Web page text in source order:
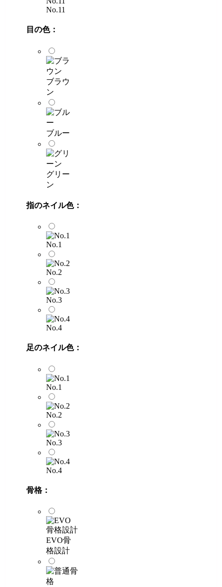
No.11
目の色：
ブラウ
ン
ブルー
グリー
ン
指のネイル色：
No.1
No.2
No.3
No.4
足のネイル色：
No.1
No.2
No.3
No.4
骨格：
EVO骨
格設計